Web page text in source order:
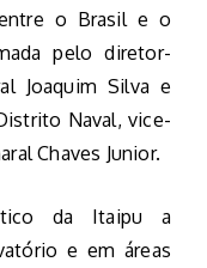
o Brasil e o
pelo diretor-
Joaquim Silva e
Naval, vice-
Chaves Junior.
da Itaipu a
e em áreas